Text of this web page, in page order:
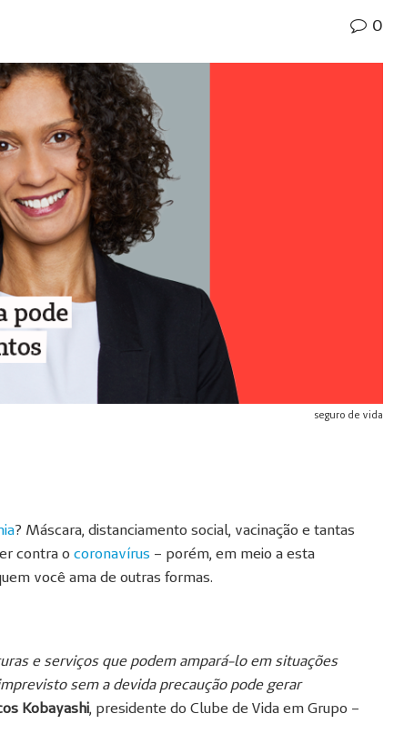
0
seguro de vida
? Máscara, distanciamento social, vacinação e tantas
contra o coronavírus – porém, em meio a esta
você ama de outras formas.
e serviços que podem ampará-lo em situações
sem a devida precaução pode gerar
Kobayashi, presidente do Clube de Vida em Grupo –